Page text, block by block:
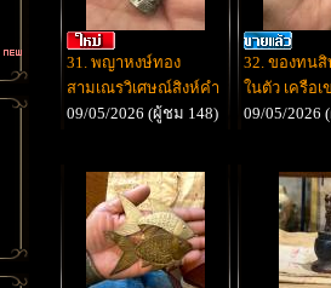
31. พญาหงษ์ทอง
สามเณรวิเศษณ์สิงห์คำ
09/05/2026 (ผู้ชม 148)
32. ของทน
ในตัว เครือเ
09/05/2026